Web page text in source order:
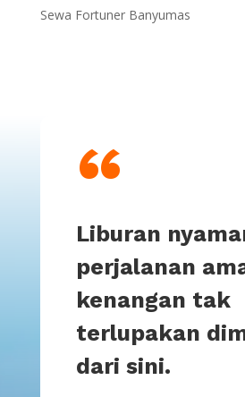
Sewa Fortuner Banyumas
“
Liburan
perjalanan
kenangan tak
terlupakan
dari sini.